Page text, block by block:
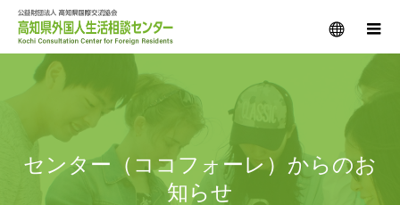
メニュー
センター（ココフォーレ）からのお
知らせ